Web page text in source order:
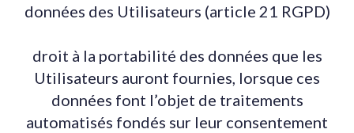
données des Utilisateurs (article 21 RGPD)
droit à la portabilité des données que les
Utilisateurs auront fournies, lorsque ces
données font l’objet de traitements
automatisés fondés sur leur consentement